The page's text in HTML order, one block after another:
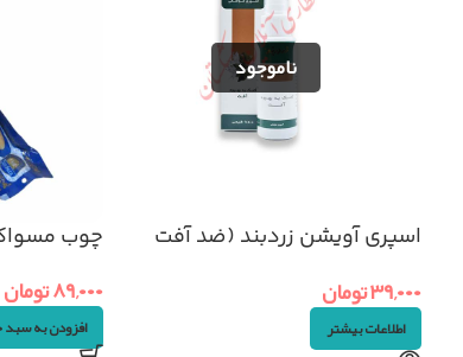
اسپری آویشن زردبند (ضد آفت
۳۹,۰۰۰تومان
اطلاعات بیشتر
چوب
۸۹,۰۰۰تومان
افزودن به